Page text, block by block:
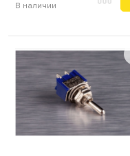
В наличии